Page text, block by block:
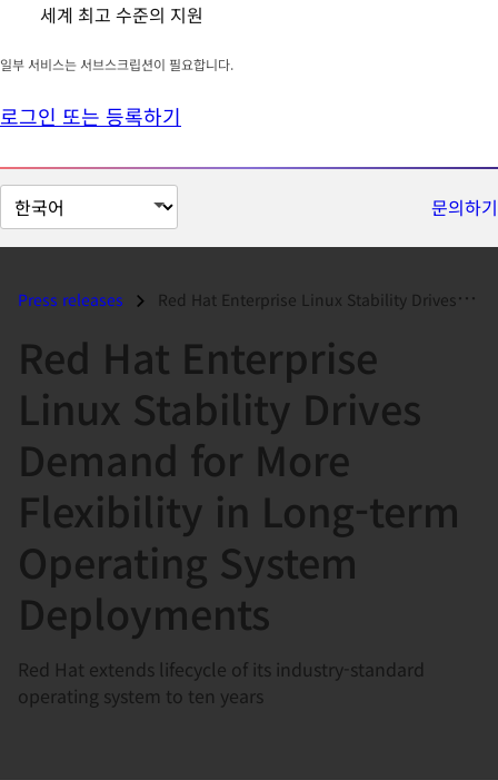
세계 최고 수준의 지원
일부 서비스는 서브스크립션이 필요합니다.
로그인 또는 등록하기
페
이
문의하기
Press releases Red Hat Enterprise Linux Stability Drives Demand for More Flexibility...
Red Hat Enterprise
Linux Stability Drives
Demand for More
Flexibility in Long-term
Operating System
Deployments
Red Hat extends lifecycle of its industry-standard
operating system to ten years